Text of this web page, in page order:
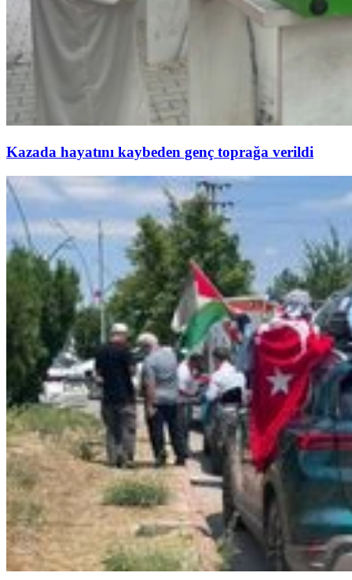
Kazada hayatını kaybeden genç toprağa verildi